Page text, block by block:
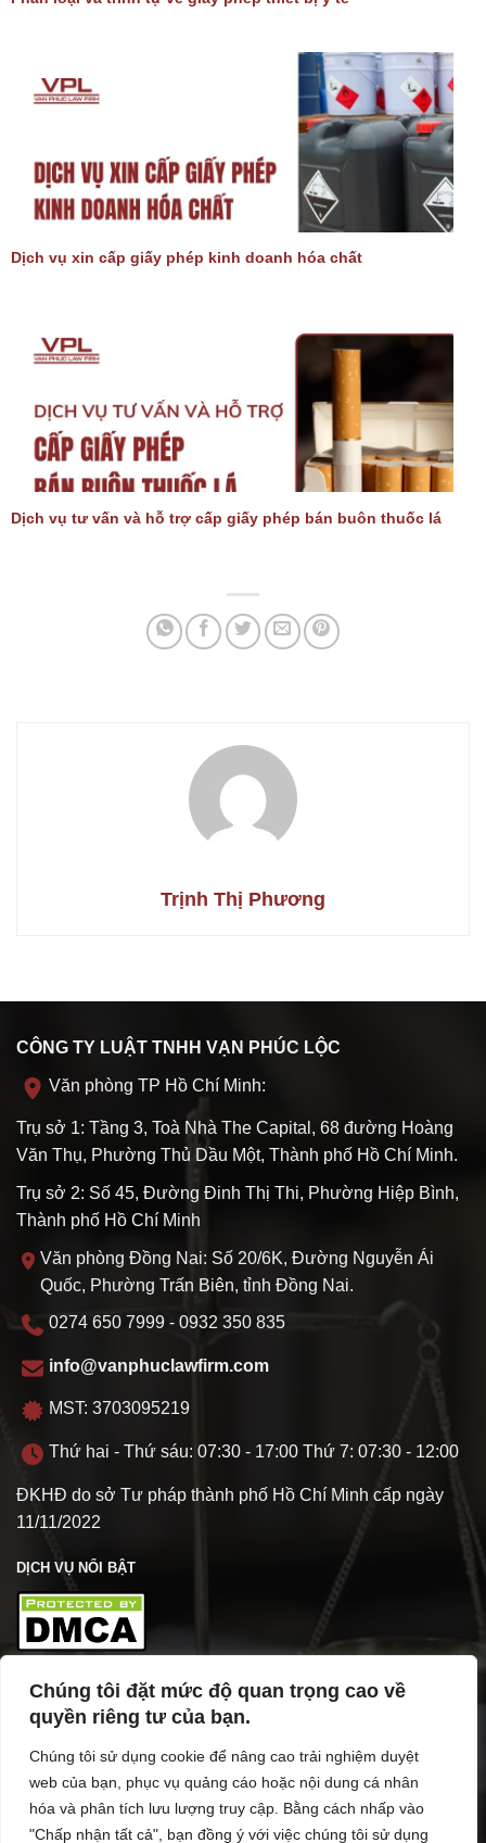
Chúng tôi đặt mức độ quan trọng cao về
quyền riêng tư của bạn.
Chúng tôi sử dụng cookie để nâng cao trải nghiệm duyệt
web của bạn, phục vụ quảng cáo hoặc nội dung cá nhân
hóa và phân tích lưu lượng truy cập. Bằng cách nhấp vào
"Chấp nhận tất cả", bạn đồng ý với việc chúng tôi sử dụng
Dịch vụ xin cấp giấy phép kinh doanh hóa chất
Dịch vụ tư vấn và hỗ trợ cấp giấy phép bán buôn thuốc lá
Trịnh Thị Phương
CÔNG TY LUẬT TNHH VẠN PHÚC LỘC
Văn phòng TP Hồ Chí Minh:
Trụ sở 1: Tầng 3, Toà Nhà The Capital, 68 đường Hoàng
Văn Thụ, Phường Thủ Dầu Một, Thành phố Hồ Chí Minh.
Trụ sở 2: Số 45, Đường Đinh Thị Thi, Phường Hiệp Bình,
Thành phố Hồ Chí Minh
Văn phòng Đồng Nai: Số 20/6K, Đường Nguyễn Ái
Quốc, Phường Trấn Biên, tỉnh Đồng Nai.
0274 650 7999 - 0932 350 835
info@vanphuclawfirm.com
MST: 3703095219
Thứ hai - Thứ sáu: 07:30 - 17:00 Thứ 7: 07:30 - 12:00
ĐKHĐ do sở Tư pháp thành phố Hồ Chí Minh cấp ngày
11/11/2022
DỊCH VỤ NỔI BẬT
TÌM HIỂU VỀ VPL